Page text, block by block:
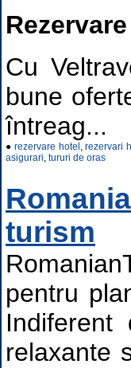
Cu
bune
întreag...
●rezervare hotel ,rezervari
asigurari, tururi de oras
turism
pentru
relaxante